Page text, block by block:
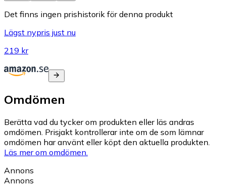
Det finns ingen prishistorik för denna produkt
Lägst nypris just nu
219 kr
Omdömen
Berätta vad du tycker om produkten eller läs andras
omdömen. Prisjakt kontrollerar inte om de som lämnar
omdömen har använt eller köpt den aktuella produkten.
Läs mer om omdömen.
Annons
Annons